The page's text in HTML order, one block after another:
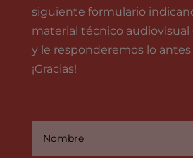
siguiente formulario
material técnico
y le responderemos lo antes
¡Gracias!